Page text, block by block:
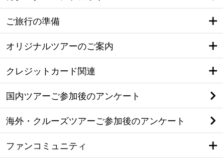
ご旅行の準備
オリジナルツアーのご案内
クレジットカード関連
国内ツアーご参加後のアンケート
海外・クルーズツアーご参加後のアンケート
ファンコミュニティ